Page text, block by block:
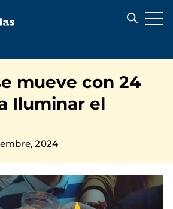
mueve con 24
Iluminar el
2024